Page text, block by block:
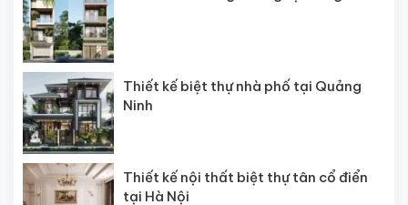
Thiết kế biệt thự nhà phố tại Quảng
Ninh
Thiết kế nội thất biệt thự tân cổ điển
tại Hà Nội